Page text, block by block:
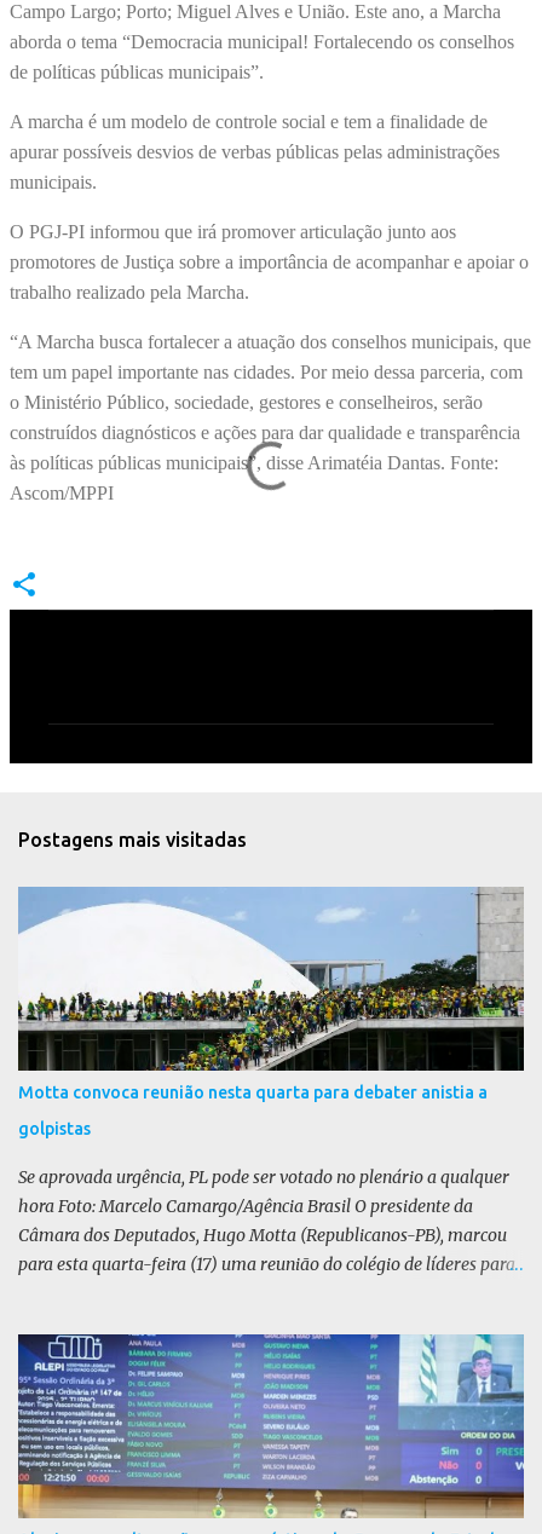
Campo Largo; Porto; Miguel Alves e União. Este ano, a Marcha
aborda o tema “Democracia municipal! Fortalecendo os conselhos
de políticas públicas municipais”.
A marcha é um modelo de controle social e tem a finalidade de
apurar possíveis desvios de verbas públicas pelas administrações
municipais.
O PGJ-PI informou que irá promover articulação junto aos
promotores de Justiça sobre a importância de acompanhar e apoiar o
trabalho realizado pela Marcha.
“A Marcha busca fortalecer a atuação dos conselhos municipais, que
tem um papel importante nas cidades. Por meio dessa parceria, com
o Ministério Público, sociedade, gestores e conselheiros, serão
construídos diagnósticos e ações para dar qualidade e transparência
às políticas públicas municipais”, disse Arimatéia Dantas. Fonte:
Ascom/MPPI
á
r
i
Postagens mais visitadas
Motta convoca reunião nesta quarta para debater anistia a
golpistas
Se aprovada urgência, PL pode ser votado no plenário a qualquer
hora Foto: Marcelo Camargo/Agência Brasil O presidente da
Câmara dos Deputados, Hugo Motta (Republicanos-PB), marcou
para esta quarta-feira (17) uma reunião do colégio de líderes para
disse, em uma rede social, que a reunião vai “deliberar sobre a
urgência dos projetos que tratam do acontecido em 8 de janeiro de
2023”. Se aprovada urgência, o PL poderia ser votado no Plenário a
qualquer momento. Não foi divulgado relator ou texto da matéria.
A pauta da anistia voltou a ganhar força com o julgamento e
condenação do ex-presidente Jair Bolsonaro por tentativa de golpe
de Estado, entre outros crimes. A oposição liderada pelo Partido